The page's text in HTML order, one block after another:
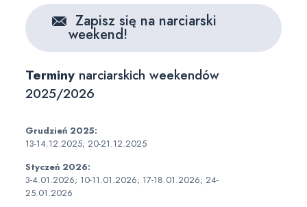
Zapisz się na narciarski
weekend!
Terminynarciarskich weekendów
2025/2026
Grudzień 2025:
13-14.12.2025; 20-21.12.2025
Styczeń 2026:
3-4.01.2026; 10-11.01.2026; 17-18.01.2026; 24-
25.01.2026